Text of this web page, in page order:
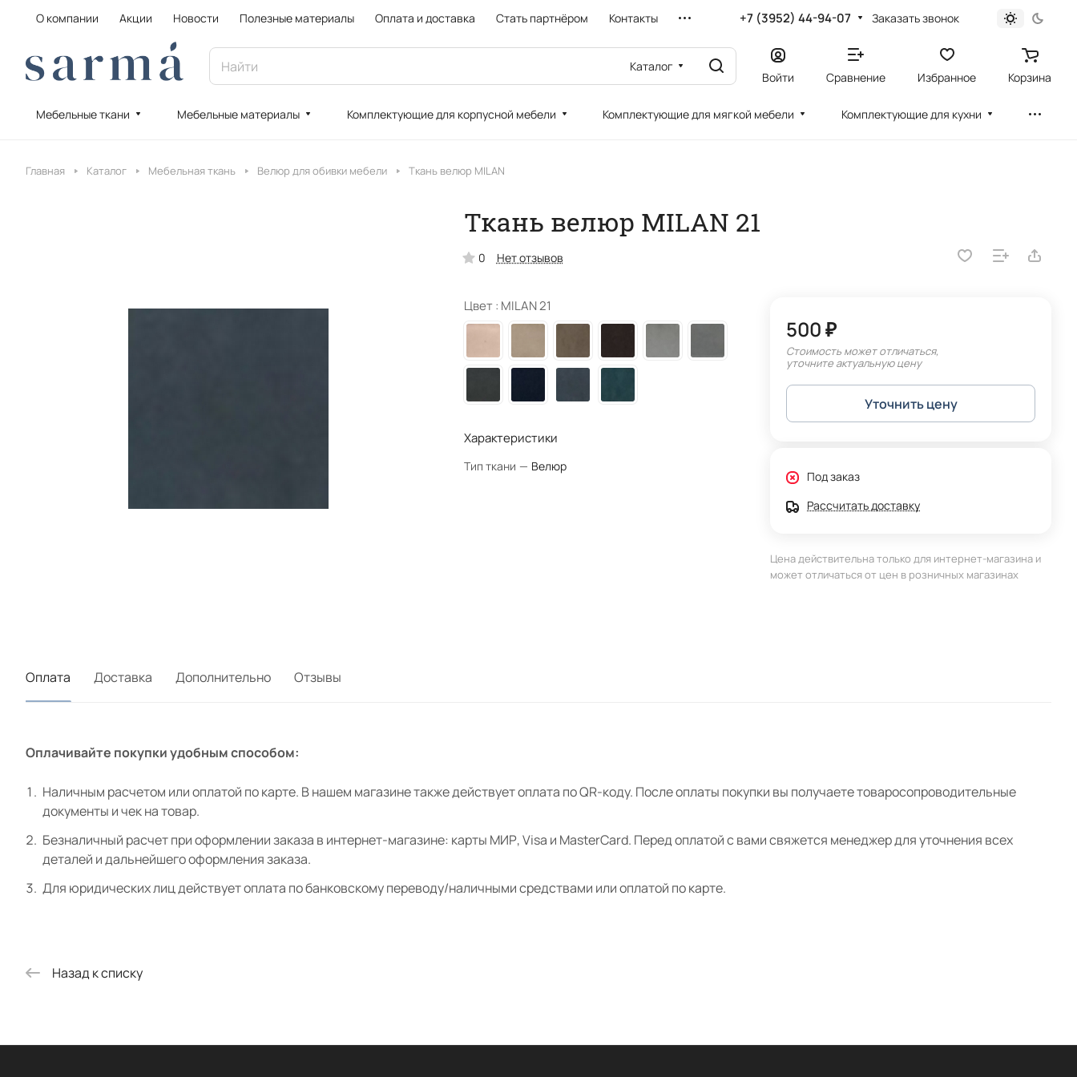
О компании Акции Новости Полезные материалы Оплата и доставка Стать партнёром Контакты +7 (3952) 44-94-07 Заказать звонок
Каталог
Войти Сравнение Избранное Корзина
Мебельные ткани Мебельные материалы Комплектующие для корпусной мебели Комплектующие для мягкой мебели Комплектующие для кухни
Главная Каталог Мебельная ткань Велюр для обивки мебели Ткань велюр MILAN
Ткань велюр MILAN 21
0 Нет отзывов
Цвет : MILAN 21
Характеристики
Тип ткани — Велюр
500 ₽
Стоимость может отличаться,
уточните актуальную цену
Уточнить цену
Под заказ
Рассчитать доставку
Цена действительна только для интернет-магазина и
может отличаться от цен в розничных магазинах
Оплата Доставка Дополнительно Отзывы
Оплачивайте покупки удобным способом:
Наличным расчетом или оплатой по карте. В нашем магазине также действует оплата по QR-коду. После оплаты покупки вы получаете товаросопроводительные
документы и чек на товар.
Безналичный расчет при оформлении заказа в интернет-магазине: карты МИР, Visa и MasterCard. Перед оплатой с вами свяжется менеджер для уточнения всех
деталей и дальнейшего оформления заказа.
Для юридических лиц действует оплата по банковскому переводу/наличными средствами или оплатой по карте.
Назад к списку